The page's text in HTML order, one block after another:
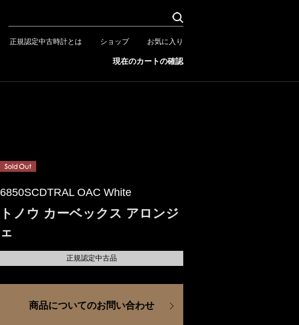
正規認定中古時計とは ショップ お気に入り
現在のカートの確認
6850SCDTRAL OAC White
トノウ カーベックス アロンジ
ェ
正規認定中古品
商品についてのお問い合わせ